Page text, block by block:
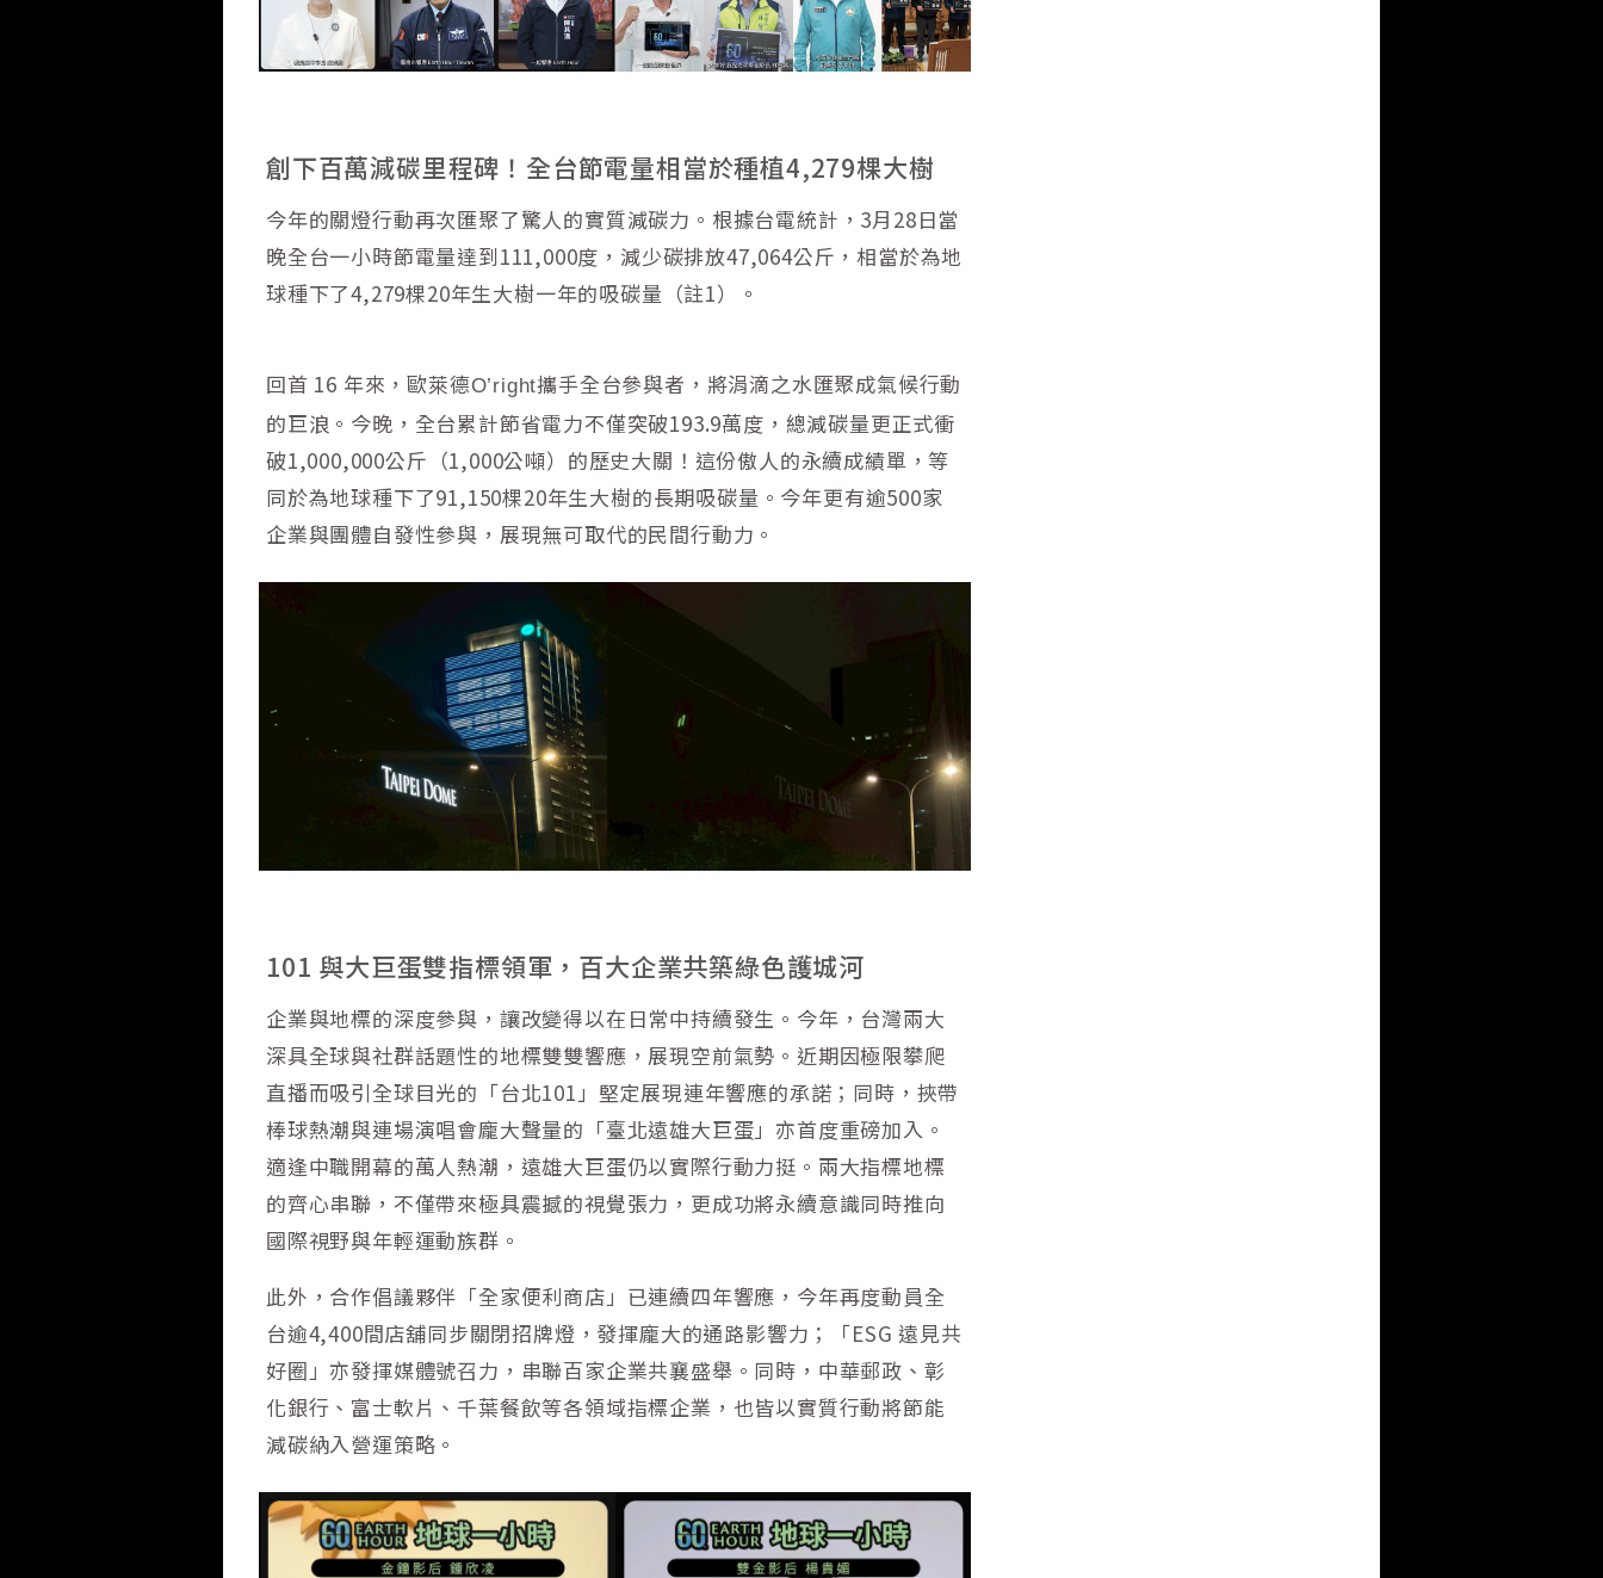
創下百萬減碳里程碑！全台節電量相當於種植4,279棵大樹
今年的關燈行動再次匯聚了驚人的實質減碳力。根據台電統計，3月28日當
晚全台一小時節電量達到111,000度，減少碳排放47,064公斤，相當於為地
球種下了4,279棵20年生大樹一年的吸碳量（註1）。
回首 16 年來，歐萊德O’right攜手全台參與者，將涓滴之水匯聚成氣候行動
的巨浪。今晚，全台累計節省電力不僅突破193.9萬度，總減碳量更正式衝
破1,000,000公斤（1,000公噸）的歷史大關！這份傲人的永續成績單，等
同於為地球種下了91,150棵20年生大樹的長期吸碳量。今年更有逾500家
企業與團體自發性參與，展現無可取代的民間行動力。
101 與大巨蛋雙指標領軍，百大企業共築綠色護城河
企業與地標的深度參與，讓改變得以在日常中持續發生。今年，台灣兩大
深具全球與社群話題性的地標雙雙響應，展現空前氣勢。近期因極限攀爬
直播而吸引全球目光的「台北101」堅定展現連年響應的承諾；同時，挾帶
棒球熱潮與連場演唱會龐大聲量的「臺北遠雄大巨蛋」亦首度重磅加入。
適逢中職開幕的萬人熱潮，遠雄大巨蛋仍以實際行動力挺。兩大指標地標
的齊心串聯，不僅帶來極具震撼的視覺張力，更成功將永續意識同時推向
國際視野與年輕運動族群。
此外，合作倡議夥伴「全家便利商店」已連續四年響應，今年再度動員全
台逾4,400間店舖同步關閉招牌燈，發揮龐大的通路影響力；「ESG 遠見共
好圈」亦發揮媒體號召力，串聯百家企業共襄盛舉。同時，中華郵政、彰
化銀行、富士軟片、千葉餐飲等各領域指標企業，也皆以實質行動將節能
減碳納入營運策略。